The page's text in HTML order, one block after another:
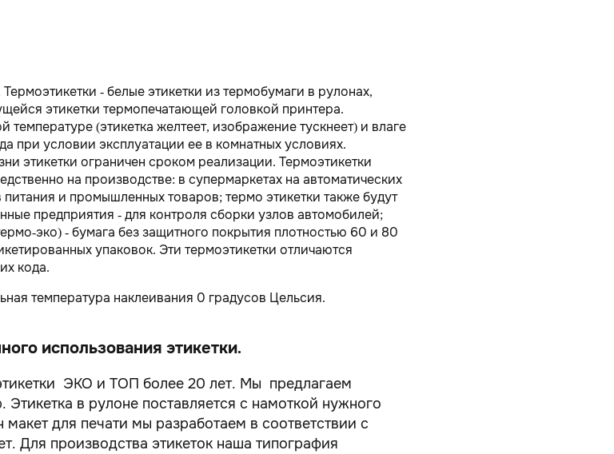
- белые этикетки из термобумаги в рулонах,
этикетки термопечатающей головкой принтера.
(этикетка желтеет, изображение тускнеет) и влаге
при условии эксплуатации ее в комнатных условиях.
этикетки ограничен сроком реализации. Термоэтикетки
на производстве: в супермаркетах на автоматических
и промышленных товаров; термо этикетки также будут
предприятия - для контроля сборки узлов автомобилей;
эко) - бумага без защитного покрытия плотностью 60 и 80
упаковок. Эти термоэтикетки отличаются
кода.
температура наклеивания 0 градусов Цельсия.
использования этикетки.
ЭКО и ТОП более 20 лет. Мы предлагаем
в рулоне поставляется с намоткой нужного
для печати мы разработаем в соответствии с
Для производства этикеток наша типография